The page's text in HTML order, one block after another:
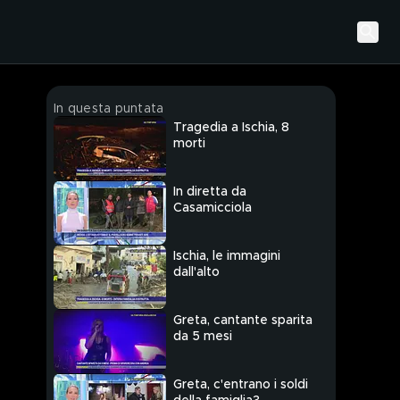
In questa puntata
Tragedia a Ischia, 8
morti
In diretta da
Casamicciola
Ischia, le immagini
dall'alto
Greta, cantante sparita
da 5 mesi
Greta, c'entrano i soldi